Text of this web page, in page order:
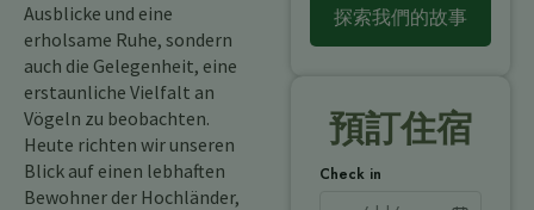
Ausblicke und eine
erholsame Ruhe, sondern
auch die Gelegenheit, eine
erstaunliche Vielfalt an
Vögeln zu beobachten.
Heute richten wir unseren
Blick auf einen lebhaften
Bewohner der Hochländer,
探索我們的故事
預訂住宿
Check in